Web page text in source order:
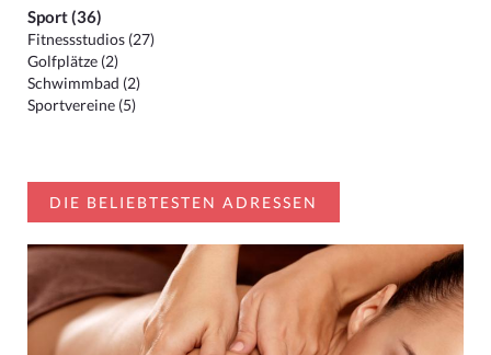
Sport (36)
Fitnessstudios (27)
Golfplätze (2)
Schwimmbad (2)
Sportvereine (5)
DIE BELIEBTESTEN ADRESSEN